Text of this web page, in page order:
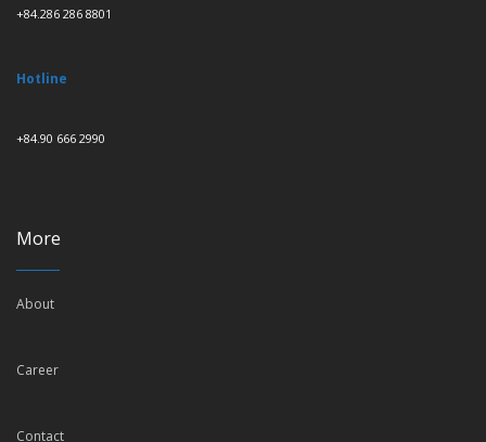
+84.286 286 8801
Hotline
+84.90 666 2990
More
About
Career
Contact